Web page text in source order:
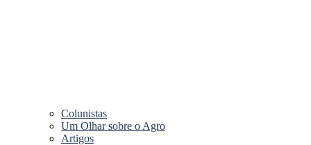
Colunistas
Um Olhar sobre o Agro
Artigos